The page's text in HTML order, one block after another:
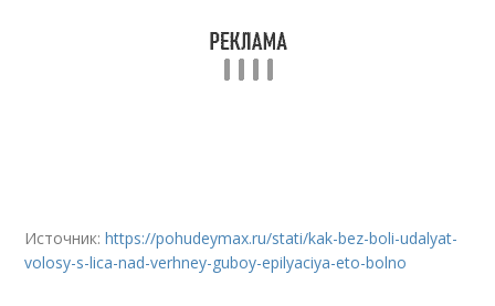
Источник:https://pohudeymax.ru/stati/kak-bez-boli-udalyat-
volosy-s-lica-nad-verhney-guboy-epilyaciya-eto-bolno